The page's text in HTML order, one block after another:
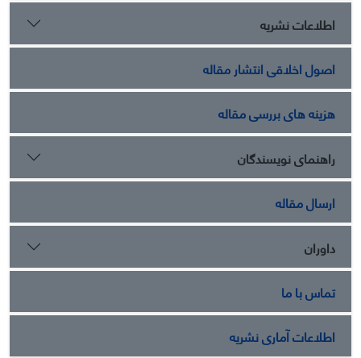
خارجی، کیفیت خدمات درمانی و بازاریابی گردشگری پزشکی را
بهبود بخشند.
اطلاعات نشریه
اصول اخلاقی انتشار مقاله
هزینه های بررسی مقاله
راهنمای نویسندگان
ارسال مقاله
داوران
تماس با ما
اطلاعات آماری نشریه